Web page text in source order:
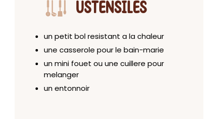
USTENSILES
un petit bol resistant a la chaleur
une casserole pour le bain-marie
un mini fouet ou une cuillere pour
melanger
un entonnoir